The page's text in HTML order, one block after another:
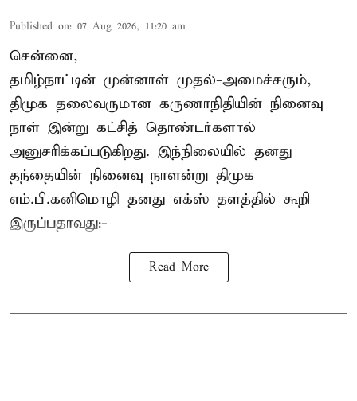
Published on: 07 Aug 2026, 11:20 am
சென்னை,
தமிழ்நாட்டின் முன்னாள் முதல்-அமைச்சரும்,
திமுக தலைவருமான கருணாநிதியின் நினைவு
நாள் இன்று கட்சித் தொண்டர்களால்
அனுசரிக்கப்படுகிறது. இந்நிலையில் தனது
தந்தையின் நினைவு நாளன்று திமுக
எம்.பி.கனிமொழி தனது எக்ஸ் தளத்தில் கூறி
இருப்பதாவது:-
Read More